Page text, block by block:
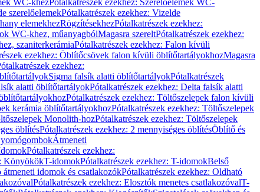
WC-khezPótalkatrészek ezekhez: Szerelőelemek WC-
szerelőelemekPótalkatrészek ezekhez: Vizelde
elemekhezRögzítésekhezPótalkatrészek ezekhez:
WC-khez, műanyagbólMagasra szereltPótalkatrészek ezekhez:
szaniterkerámiaPótalkatrészek ezekhez: Falon kívüli
ezekhez: Öblítőcsövek falon kívüli öblítőtartályokhozMagasra
ezekhez:
Sigma falsík alatti öblítőtartályokPótalkatrészek
alatti öblítőtartályokPótalkatrészek ezekhez: Delta falsík alatti
Pótalkatrészek ezekhez: Töltőszelepek falon kívüli
kerámia öblítőtartályokhozPótalkatrészek ezekhez: Töltőszelepek
Monolith-hozPótalkatrészek ezekhez: Töltőszelepek
öblítésPótalkatrészek ezekhez: 2 mennyiséges öblítésÖblítő és
Átmeneti
Pótalkatrészek ezekhez:
KönyökökT-idomokPótalkatrészek ezekhez: T-idomokBelső
átmeneti idomok és csatlakozókPótalkatrészek ezekhez: Oldható
Pótalkatrészek ezekhez: Elosztók menetes csatlakozóvalT-